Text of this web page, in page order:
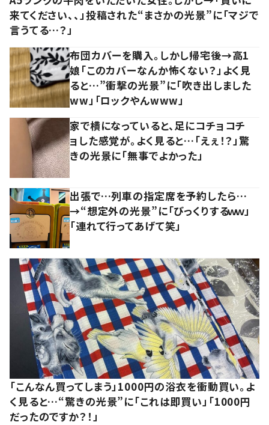
来てください、、」投稿された“まさかの光景”に「マジで
言うてる…？」
布団カバーを購入。しかし帰宅後→高1
娘「このカバーなんか怖くない？」よく見
ると…”衝撃の光景”に「吹き出しました
ww」「ロックやんwww」
家で横になっていると、足にコチョコチ
ョした感覚が。よく見ると…「えぇ！？」驚
きの光景に「無事でよかった」
出張で…列車の指定席を予約したら…
→“想定外の光景”に「びっくりするｗｗ」
「連れて行ってあげて笑」
「こんなん買ってしまう」1000円の浴衣を衝動買い。よ
く見ると…“驚きの光景”に「これは即買い」「1000円
だったのですか？！」